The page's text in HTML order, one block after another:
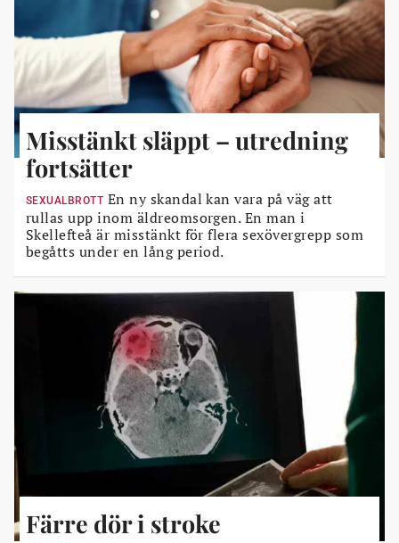
Misstänkt släppt – utredning
fortsätter
SEXUALBROTT En ny skandal kan vara på väg att
rullas upp inom äldreomsorgen. En man i
Skellefteå är misstänkt för flera sexövergrepp som
begåtts under en lång period.
Färre dör i stroke